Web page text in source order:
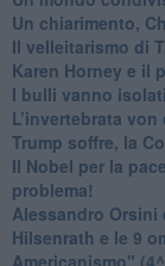
​Un chiarimento,
Il velleitarismo di
​Karen Horney e il
​I bulli vanno isolati
L’invertebrata
Trump soffre, la
​Il Nobel per la
problema!
​Alessandro Orsini
​Hilsenrath e le 9
Americanismo"